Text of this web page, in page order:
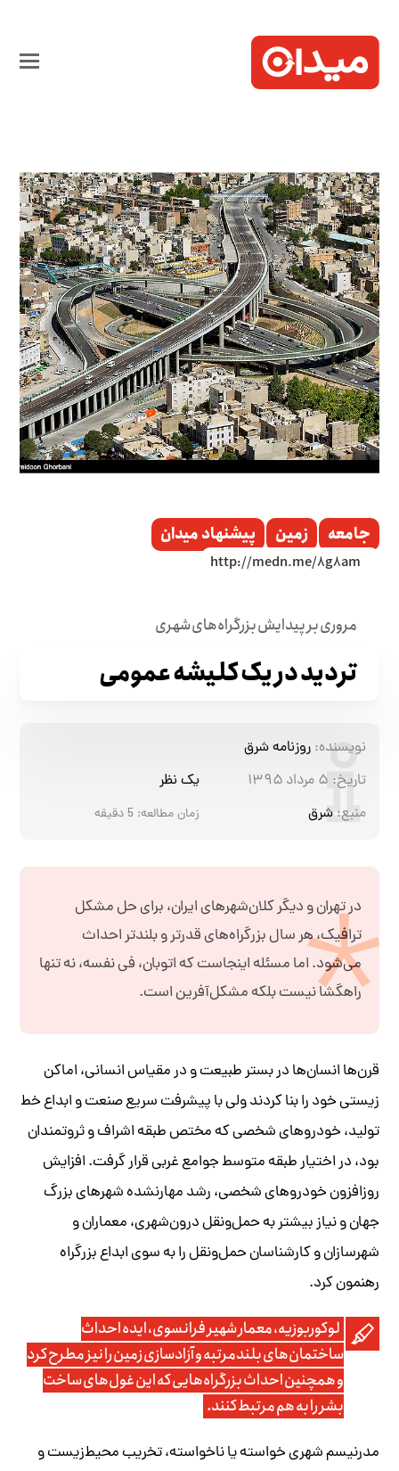
جامعه زمین پیشنهاد میدان
مروری بر پیدایش بزرگراه‌های شهری
تردید در یک کلیشه عمومی
نویسنده: روزنامه شرق
تاریخ: ۵ مرداد ۱۳۹۵
یک نظر
منبع: شرق زمان مطالعه: 5 دقیقه
در تهران و دیگر کلان‌شهرهای ایران، برای حل مشکل
ترافیک، هر سال بزرگراه‌های قدرتر و بلند‌تر احداث
می‌شود. اما مسئله اینجاست که اتوبان، فی نفسه، نه تنها
راهگشا نیست بلکه مشکل‌آفرین است.
قرن‌ها انسان‌ها در بستر طبیعت و در مقیاس انسانی، اماکن
زیستی خود را بنا کردند ولی با پیشرفت سریع صنعت و ابداع خط
تولید، خودروهای شخصی که مختص طبقه اشراف و ثروتمندان
بود، در اختیار طبقه متوسط جوامع غربی قرار گرفت. افزایش
روزافزون خودروهای شخصی، رشد مهارنشده شهرهای بزرگ
جهان و نیاز بیشتر به حمل‌ونقل درون‌شهری، معماران و
شهرسازان و کارشناسان حمل‌ونقل را به ‌سوی ابداع بزرگراه
رهنمون کرد.
لوکوربوزیه، معمار شهیر فرانسوی، ایده احداث
ساختمان‌های بلندمرتبه و آزادسازی زمین را نیز مطرح کرد
و همچنین احداث بزرگراه‌هایی که این غول‌های ساخت
بشر را به هم مرتبط کنند.
مدرنیسم شهری خواسته یا ناخواسته، تخریب محیط‌زیست و